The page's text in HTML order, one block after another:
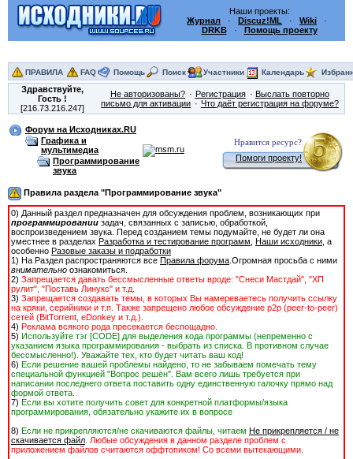
Наши проекты:
Журнал · Discuz!ML · Wiki ·
DRKB· Помощь проекту
ПРАВИЛА FAQ Помощь Поиск Участники Календарь
Здравствуйте,
Гость!
[216.73.216.247]
Не авторизованы? Регистрация
Выслать повторно
письмо для активации
Что даёт регистрация на форуме?
Форум на Исходниках.RU
Графика и
мультимедиа
Программирование
звука
Нравится ресурс?
Помоги проекту!
Правила раздела "Программирование звука"
0) Данный раздел предназначен для обсуждения проблем, возникающих при
программировании задач, связанных с записью, обработкой,
воспроизведением звука. Перед созданием темы подумайте, не будет ли она
уместнее в разделах Разработка и тестирование программ Наши исходники , а
особенно Разовые заказы и подработки
1) На Раздел распространяются все Правила форума .Огромная просьба с ними
внимательно ознакомиться.
2) Запрещается давать бессмысленные ответы вроде: "Снеси Мастдай", "ХП
рулит", "Поставь Линукс" и т.д.
3) Запрещается создавать темы, в которых Вы намереваетесь получить ссылку
на кряки, серийники и т.п. Также запрещено любое обсуждение p2p (peer-to-peer)
сетей (BitTorrent, eDonkey и т.д.).
4) Реклама всякого рода пресекается беспощадно.
5) Используйте тэг [CODE] для выделения кода программы (непременно с
указанием языка программирования - выбрать из списка. В противном случае
бессмысленно!). Уважайте тех, кто будет читать ваш код!
6) Если решение вашей проблемы найдено, то не забываем помечать тему
специальной функцией "Вопрос решён". Вам всего лишь требуется при
написании последнего ответа поставить одну единственную галочку прямо над
формой ответа.
7) Если вы хотите получить совет для конкретной платформы/языка
программирования, обязательно укажите их в вопросе
8) Если не прикрепляются/не скачиваются файлы, читаем Не прикрепляется / не
скачивается файл Любые обсуждения в данном разделе проблем с
приложением файлов считаются оффтопиком! Со всеми вытекающими.